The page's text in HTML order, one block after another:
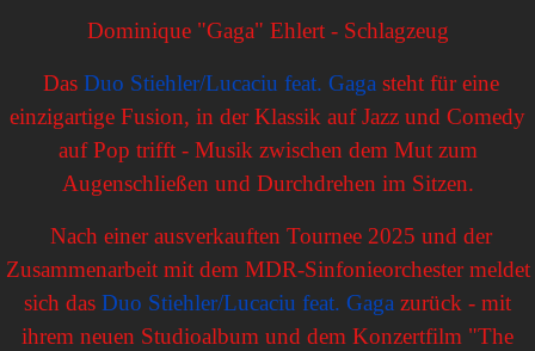
Dominique "Gaga" Ehlert - Schlagzeug
Das Duo Stiehler/Lucaciu feat. Gaga steht für eine
einzigartige Fusion, in der Klassik auf Jazz und Comedy
auf Pop trifft - Musik zwischen dem Mut zum
Augenschließen und Durchdrehen im Sitzen.
Nach einer ausverkauften Tournee 2025 und der
Zusammenarbeit mit dem MDR-Sinfonieorchester meldet
sich das Duo Stiehler/Lucaciu feat. Gaga zurück - mit
ihrem neuen Studioalbum und dem Konzertfilm "The